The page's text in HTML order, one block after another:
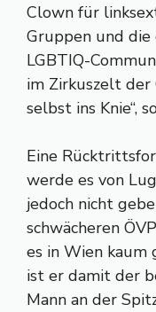
Clown für
Gruppen und die
LGBTIQ-
im Zirkuszelt der
selbst ins Knie“,
Eine
werde es von
jedoch nicht
schwächeren
es in Wien kaum
ist er damit der
Mann an der